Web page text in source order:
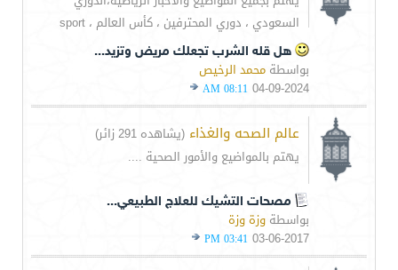
السعودي ، دوري المحترفين ، كأس العالم ، sport
هل قله الشرب تجعلك مريض وتزيد...
بواسطة محمد الرخيص
04-09-2024
08:11 AM
عالم الصحه والغذاء (يشاهده 291 زائر)
يهتم بالمواضيع والأمور الصحية ....
مصحات التشيك للعلاج الطبيعي...
بواسطة وزة وزة
03-06-2017
03:41 PM